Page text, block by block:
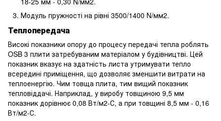
Модуль пружності на рівні 3500/1400 N/мм2.
Теплопередача
Високі показники опору до процесу передачі тепла роблять
OSB 3 плити затребуваним матеріалом у будівництві. Цей
показник вказує на здатність листа утримувати тепло
всередині приміщення, що дозволяє зменшити витрати на
теплоенергію. Чим товща плита, тим вищий показник
тепловіддачі. Наприклад, у виробу товщиною 9,5 мм
показник дорівнює 0,08 Вт/м2-С, а при товщині 8,5 мм - 0,16
Вт/м2-С.